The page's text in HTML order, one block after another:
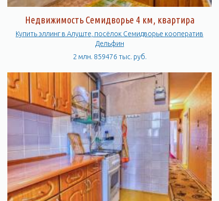
Недвижимость Семидворье 4 км, квартира
Купить эллинг в Алуште, посёлок Семидворье кооператив
Дельфин
2 млн. 859476 тыс. руб.